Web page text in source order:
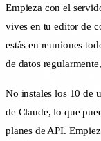
Empieza con el
vives en tu editor de
estás en reuniones
de datos
No instales los 10 de
de Claude, lo que
planes de API.